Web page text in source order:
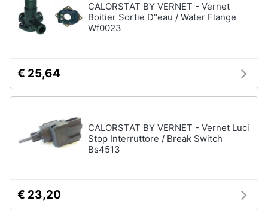
CALORSTAT BY VERNET - Vernet
Boitier Sortie D''eau / Water Flange
Wf0023
€ 25,64
CALORSTAT BY VERNET - Vernet Luci
Stop Interruttore / Break Switch
Bs4513
€ 23,20